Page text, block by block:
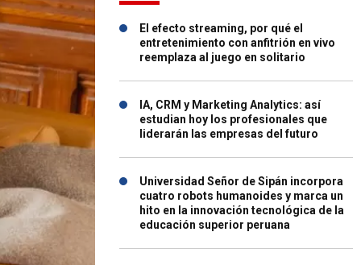
El efecto streaming, por qué el
entretenimiento con anfitrión en vivo
reemplaza al juego en solitario
IA, CRM y Marketing Analytics: así
estudian hoy los profesionales que
liderarán las empresas del futuro
Universidad Señor de Sipán incorpora
cuatro robots humanoides y marca un
hito en la innovación tecnológica de la
educación superior peruana